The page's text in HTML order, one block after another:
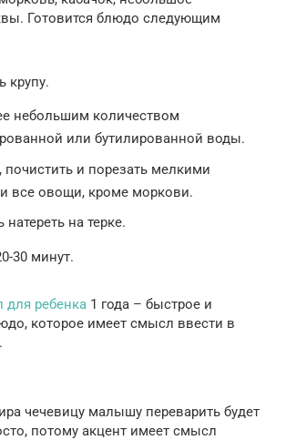
Готовится блюдо следующим
крупу.
небольшим количеством
или бутилированной воды.
и порезать мелкими
все овощи, кроме моркови.
на терке.
30 минут.
для ребенка 1 года – быстрое и
которое имеет смысл ввести в
чечевицу малышу переварить будет
потому акцент имеет смысл